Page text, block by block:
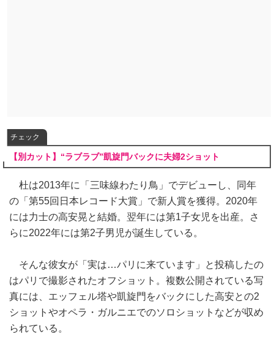
チェック
【別カット】“ラブラブ”凱旋門バックに夫婦2ショット
杜は2013年に「三味線わたり鳥」でデビューし、同年
の「第55回日本レコード大賞」で新人賞を獲得。2020年
には力士の高安晃と結婚。翌年には第1子女児を出産。さ
らに2022年には第2子男児が誕生している。
そんな彼女が「実は…パリに来ています」と投稿したの
はパリで撮影されたオフショット。複数公開されている写
真には、エッフェル塔や凱旋門をバックにした高安との2
ショットやオペラ・ガルニエでのソロショットなどが収め
られている。